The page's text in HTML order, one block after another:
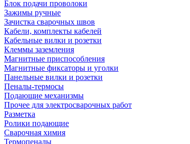
Блок подачи проволоки
Зажимы ручные
Зачистка сварочных швов
Кабели, комплекты кабелей
Кабельные вилки и розетки
Клеммы заземления
Магнитные приспособления
Магнитные фиксаторы и уголки
Панельные вилки и розетки
Пеналы-термосы
Подающие механизмы
Прочее для электросварочных работ
Разметка
Ролики подающие
Сварочная химия
Термопеналы